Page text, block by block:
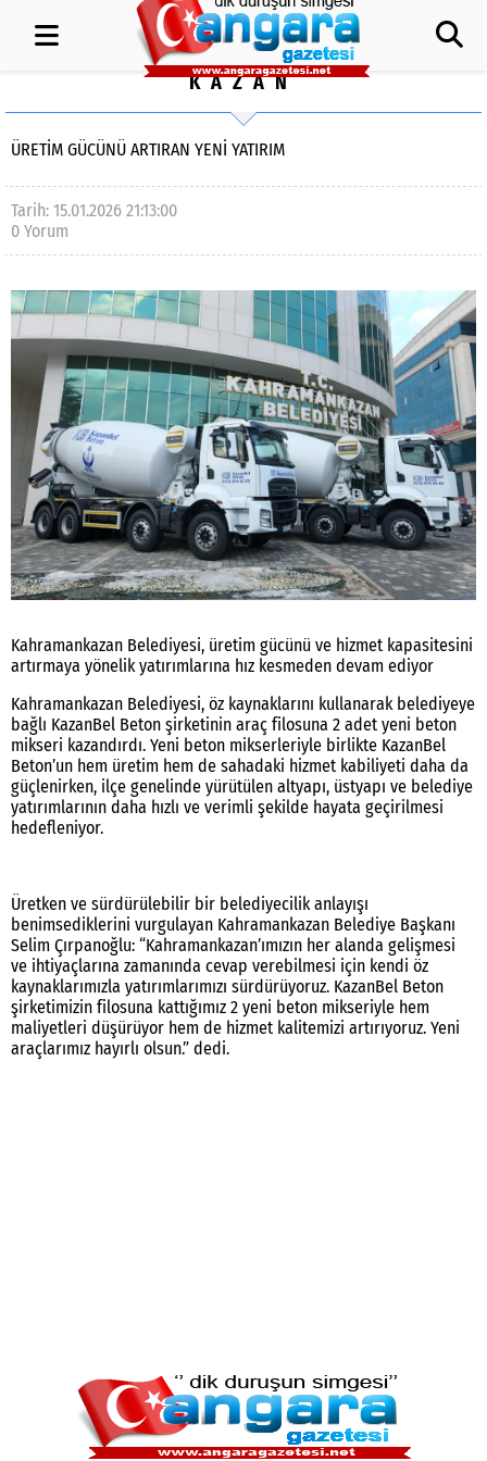
KAZAN
ÜRETİM GÜCÜNÜ ARTIRAN YENİ YATIRIM
Tarih: 15.01.2026 21:13:00
0 Yorum
Kahramankazan Belediyesi, üretim gücünü ve hizmet kapasitesini
artırmaya yönelik yatırımlarına hız kesmeden devam ediyor
Kahramankazan Belediyesi, öz kaynaklarını kullanarak belediyeye
bağlı KazanBel Beton şirketinin araç filosuna 2 adet yeni beton
mikseri kazandırdı. Yeni beton mikserleriyle birlikte KazanBel
Beton’un hem üretim hem de sahadaki hizmet kabiliyeti daha da
güçlenirken, ilçe genelinde yürütülen altyapı, üstyapı ve belediye
yatırımlarının daha hızlı ve verimli şekilde hayata geçirilmesi
hedefleniyor.
Üretken ve sürdürülebilir bir belediyecilik anlayışı
benimsediklerini vurgulayan Kahramankazan Belediye Başkanı
Selim Çırpanoğlu: “Kahramankazan’ımızın her alanda gelişmesi
ve ihtiyaçlarına zamanında cevap verebilmesi için kendi öz
kaynaklarımızla yatırımlarımızı sürdürüyoruz. KazanBel Beton
şirketimizin filosuna kattığımız 2 yeni beton mikseriyle hem
maliyetleri düşürüyor hem de hizmet kalitemizi artırıyoruz. Yeni
araçlarımız hayırlı olsun.” dedi.